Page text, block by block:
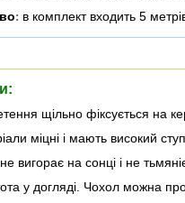
: в комплект входить 5
щільно фіксується на
міцні і мають високий
вигорає на сонці і не
у догляді. Чохол можна